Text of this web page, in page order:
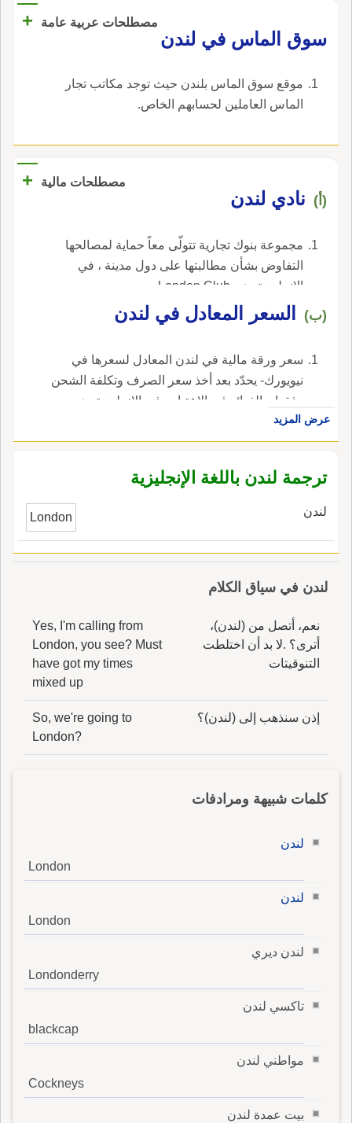
دَياوِينُ فأَقرّ الياء بحالها، وإن كانت الكسرة قد
زالت من قِبَلها، وأَجرى غي اللازم مجرى اللازم،
يقو دِيّانٌ، إلا أَنه كره تضعيف الياء كما كره الواو في
دَياوِين؛ قال عَداني أَن أَزورَكِ، أُمَّ عَمروٍ دَياوِينٌ تُنَفَّقُ
إحدى الواوين ياء لأَن يجمع على دَواوينَ، ولو كانت
مصطلحات عربية عامة
+
سوق الماس في لندن
موقع سوق الماس بلندن حيث توجد مكاتب تجار
الماس العاملين لحسابهم الخاص.
مصطلحات مالية +
(أ) نادي لندن
مجموعة بنوك تجارية تتولّى معاً حماية لمصالحها
التفاوض بشأن مطالبتها على دول مدينة ، في
الإنجليزية، هي London Club.
(ب) السعر المعادل في لندن
سعر ورقة مالية في لندن المعادل لسعرها في
نيويورك- يحدّد بعد أخذ سعر الصرف وتكلفة الشحن
وفقدان الفوائد في الاعتبار ، في الإنجليزية، هي
London equivalent.عرض المزيد
ترجمة لندن باللغة الإنجليزية
لندن London
لندن في سياق الكلام
نعم، أتصل من (لندن)،
أترى؟ .لا بد أن اختلطت
التنوقيتات
Yes, I'm calling from
London, you see? Must
have got my times
mixed up
إذن سنذهب إلى (لندن)؟
So, we're going to
London?
كلمات شبيهة ومرادفات
لندن
London
لندن
London
لندن ديري
Londonderry
تاكسي لندن
blackcap
مواطني لندن
Cockneys
بيت عمدة لندن